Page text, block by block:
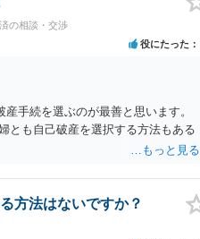
の相談・交渉
役にたった
手続を選ぶのが最善と思います。
とも自己破産を選択する方法もある
方法はないですか？